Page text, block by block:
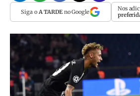
Siga o A TARDEno Google Nos